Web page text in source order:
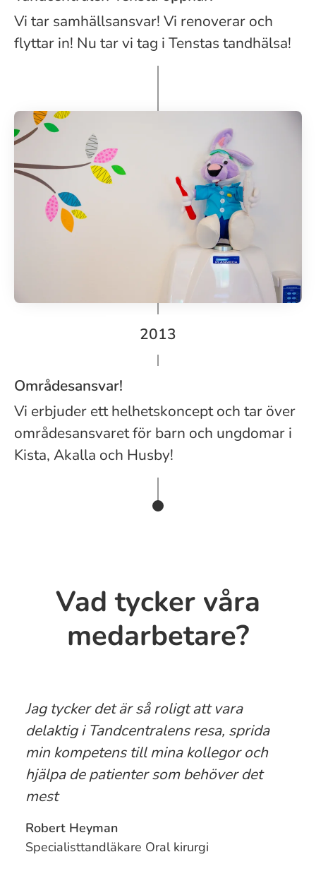
Vi tar samhällsansvar! Vi renoverar och
flyttar in! Nu tar vi tag i Tenstas tandhälsa!
2013
Områdesansvar!
Vi erbjuder ett helhetskoncept och tar över
områdesansvaret för barn och ungdomar i
Kista, Akalla och Husby!
Vad tycker våra
medarbetare?
Jag tycker det är så roligt att vara
delaktig i Tandcentralens resa, sprida
min kompetens till mina kollegor och
hjälpa de patienter som behöver det
mest
Robert Heyman
Specialisttandläkare Oral kirurgi